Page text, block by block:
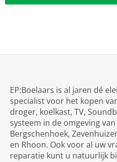
EP:Boelaars is al jaren dé
specialist voor het kopen
droger, koelkast, TV,
systeem in de omgeving
Bergschenhoek,
en Rhoon. Ook voor al uw
reparatie kunt u natuurlijk